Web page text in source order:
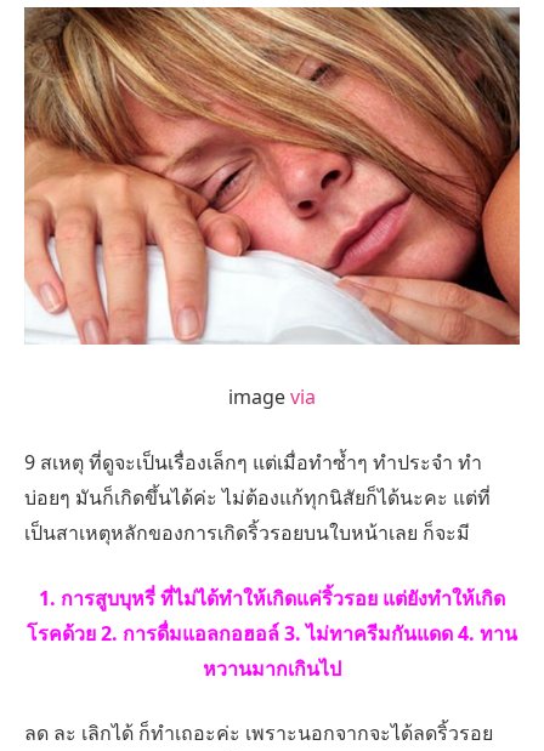
imagevia
9 สเหตุ ที่ดูจะเป็นเรื่องเล็กๆ แต่เมื่อทำซ้ำๆ ทำประจำ ทำ
บ่อยๆ มันก็เกิดขึ้นได้ค่ะ ไม่ต้องแก้ทุกนิสัยก็ได้นะคะ แต่ที่
เป็นสาเหตุหลักของการเกิดริ้วรอยบนใบหน้าเลย ก็จะมี
1. การสูบบุหรี่ ที่ไม่ได้ทำให้เกิดแค่ริ้วรอย แต่ยังทำให้เกิด
โรคด้วย 2. การดื่มแอลกอฮอล์ 3. ไม่ทาครีมกันแดด 4. ทาน
หวานมากเกินไป
ลด ละ เลิกได้ ก็ทำเถอะค่ะ เพราะนอกจากจะได้ลดริ้วรอย